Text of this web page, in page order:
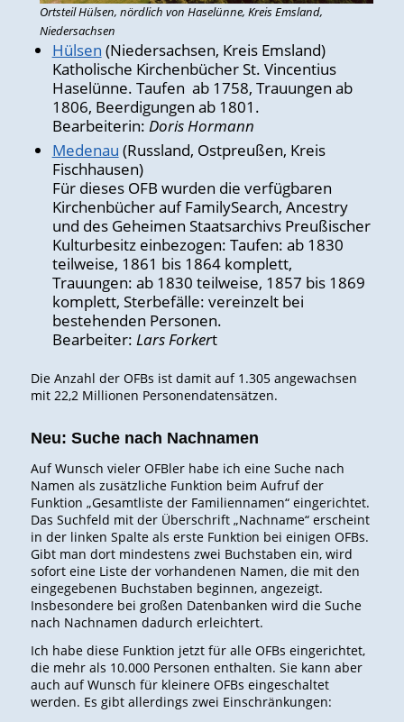
Ortsteil Hülsen, nördlich von Haselünne, Kreis Emsland,
Niedersachsen
Hülsen (Niedersachsen, Kreis Emsland)
Katholische Kirchenbücher St. Vincentius
Haselünne. Taufen ab 1758, Trauungen ab
1806, Beerdigungen ab 1801.
Bearbeiterin: Doris Hormann
Medenau (Russland, Ostpreußen, Kreis
Fischhausen)
Für dieses OFB wurden die verfügbaren
Kirchenbücher auf FamilySearch, Ancestry
und des Geheimen Staatsarchivs Preußischer
Kulturbesitz einbezogen: Taufen: ab 1830
teilweise, 1861 bis 1864 komplett,
Trauungen: ab 1830 teilweise, 1857 bis 1869
komplett, Sterbefälle: vereinzelt bei
bestehenden Personen.
Bearbeiter: Lars Forkert
Die Anzahl der OFBs ist damit auf 1.305 angewachsen
mit 22,2 Millionen Personendatensätzen.
Neu: Suche nach Nachnamen
Auf Wunsch vieler OFBler habe ich eine Suche nach
Namen als zusätzliche Funktion beim Aufruf der
Funktion „Gesamtliste der Familiennamen“ eingerichtet.
Das Suchfeld mit der Überschrift „Nachname“ erscheint
in der linken Spalte als erste Funktion bei einigen OFBs.
Gibt man dort mindestens zwei Buchstaben ein, wird
sofort eine Liste der vorhandenen Namen, die mit den
eingegebenen Buchstaben beginnen, angezeigt.
Insbesondere bei großen Datenbanken wird die Suche
nach Nachnamen dadurch erleichtert.
Ich habe diese Funktion jetzt für alle OFBs eingerichtet,
die mehr als 10.000 Personen enthalten. Sie kann aber
auch auf Wunsch für kleinere OFBs eingeschaltet
werden. Es gibt allerdings zwei Einschränkungen: